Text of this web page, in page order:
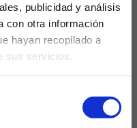
publicidad y análisis
con otra información
hayan recopilado a
sus servicios.
18 AÑOS
adiós definitivo de
marcada por
constantes de
ha llevado al club a
en el
tendrá plenos